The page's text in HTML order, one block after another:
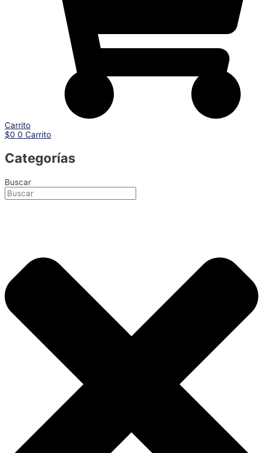
Carrito
$0 0 Carrito
Categorías
Buscar